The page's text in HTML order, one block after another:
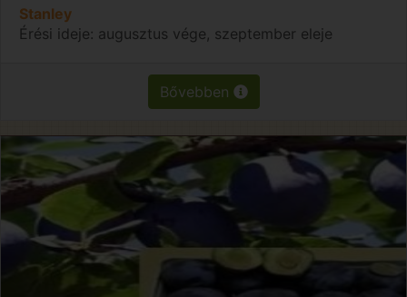
Stanley
Érési ideje: augusztus vége, szeptember eleje
Bővebben